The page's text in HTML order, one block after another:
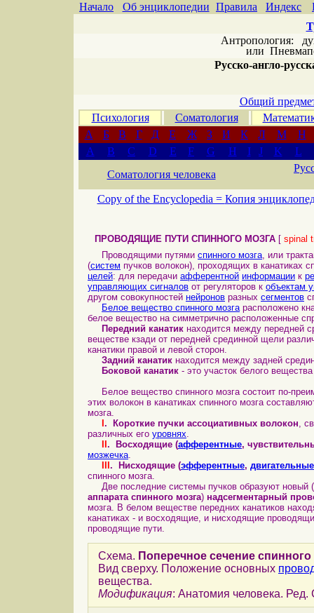
Начало Об энциклопедии Правила Индекс
Антропология:
или
Русско-англо-
Общий
Психология
Соматология
А
Б В Г Д Е Ж З И К Л М
Н
A
B C D E F G H I J K
L
Соматология человека
Copy of the Encyclopedia = Копия
ПРОВОДЯЩИЕ ПУТИ СПИННОГО МОЗГА [ spinal
Проводящими путями спинного мозга, или
(систем пучков волокон), проходящих в канатиках
целей: для передачи афферентной информации к
управляющих сигналов от регуляторов к объектам
другом совокупностей нейронов разных сегментов
Белое вещество спинного мозгарасположено
белое вещество на симметрично расположенные
Передний канатик находится между передней
веществе кзади от передней срединной щели
канатики правой и левой сторон.
Задний канатик находится между задней
Боковой канатик - это участок белого
Белое вещество спинного мозга состоит по-
этих волокон в канатиках спинного мозга
мозга.
. Короткие пучки ассоциативных волокон,
различных его уровнях.
. Восходящие (афферентные,
мозжечка.
. Нисходящие (эфферентные, двигательные
спинного мозга.
Две последние системы пучков образуют новый
аппарата спинного мозга) надсегментарный
мозга. В белом веществе передних канатиков
канатиках - и восходящие, и нисходящие
проводящие пути.
Схема. Поперечное сечение спинного
Вид сверху. Положение основных
вещества.
Модификация: Анатомия человека.